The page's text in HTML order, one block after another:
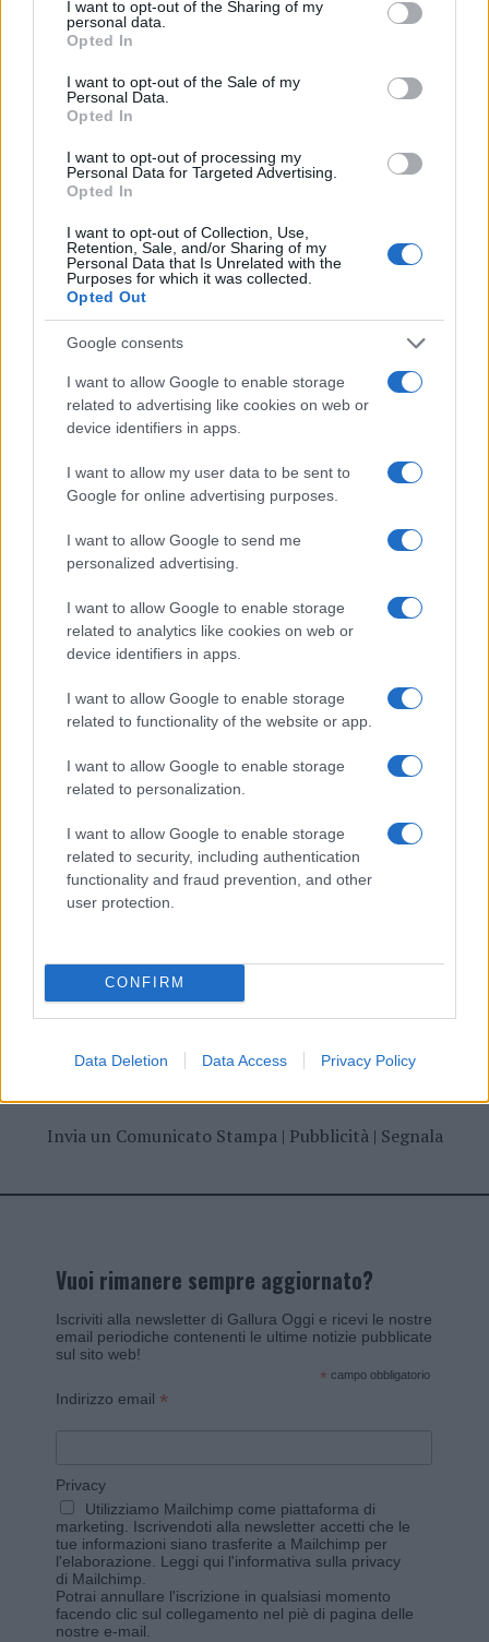
not limited to your visit or usage behaviour. You may click to
grant or deny consent to Google and its third-party tags to
use your data for below specified purposes in below Google
consent section.
I want to opt-out of the Sharing of my
personal data.
Opted In
I want to opt-out of the Sale of my
Personal Data.
Opted In
I want to opt-out of processing my
Personal Data for Targeted Advertising.
Opted In
I want to opt-out of Collection, Use,
Retention, Sale, and/or Sharing of my
Personal Data that Is Unrelated with the
Purposes for which it was collected.
Opted Out
Google consents
I want to allow Google to enable storage
related to advertising like cookies on web or
device identifiers in apps.
I want to allow my user data to be sent to
Google for online advertising purposes.
I want to allow Google to send me
personalized advertising.
I want to allow Google to enable storage
related to analytics like cookies on web or
device identifiers in apps.
I want to allow Google to enable storage
related to functionality of the website or app.
I want to allow Google to enable storage
related to personalization.
I want to allow Google to enable storage
related to security, including authentication
functionality and fraud prevention, and other
user protection.
CONFIRM
Data Deletion Data Access Privacy Policy
NECROLOGIE
Mario Malu
Paolo Pinna
Martina Agostina Diturco
I nostri cari
I nostri cari
I nostri cari
Invia un Comunicato Stampa| Pubblicità| Segnala
Vuoi rimanere sempre aggiornato?
Iscriviti alla newsletter di Gallura Oggi e ricevi le nostre
email periodiche contenenti le ultime notizie pubblicate
sul sito web!
* campo obbligatorio
Indirizzo email *
Privacy
Utilizziamo Mailchimp come piattaforma di
marketing. Iscrivendoti alla newsletter accetti che le
tue informazioni siano trasferite a Mailchimp per
l'elaborazione. Leggi qui l'informativa sulla privacy
di Mailchimp.
Potrai annullare l'iscrizione in qualsiasi momento
facendo clic sul collegamento nel piè di pagina delle
nostre e-mail.